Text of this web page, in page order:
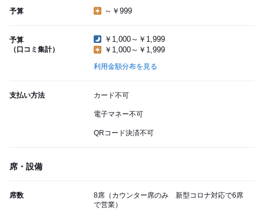
予算 ～￥999
予算
（口コミ集計）
￥1,000～￥1,999
￥1,000～￥1,999
利用金額分布を見る
支払い方法 カード不可
電子マネー不可
QRコード決済不可
席・設備
席数
8席（カウンター席のみ 新型コロナ対応で6席
で営業）